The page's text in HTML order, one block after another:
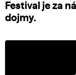
Festival je za
dojmy.